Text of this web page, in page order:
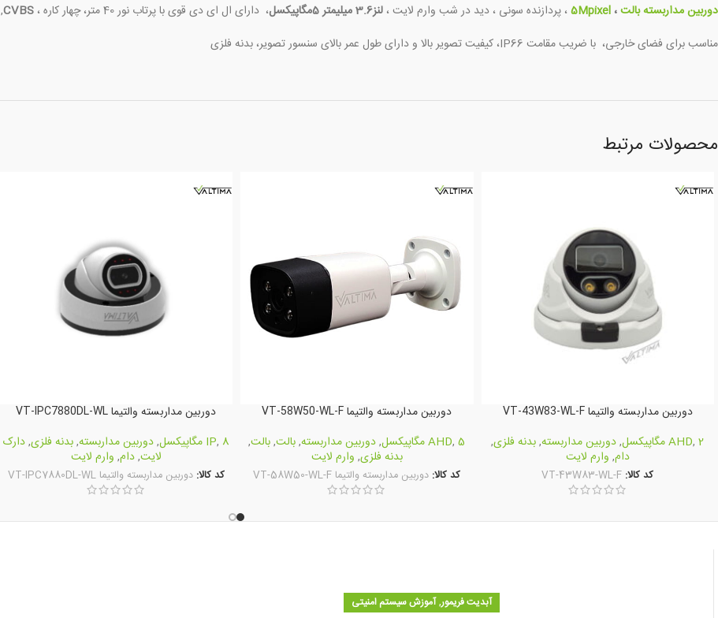
دوربین مداربسته بالت، 5Mpixel ، پردازنده سونی ، دید در شب وارم لایت ، لنز3.6 میلیمتر 5مگاپیکسل ، دارای ال ای دی قوی با پرتاب نور 40 متر، چهار کاره ، ,CVBS
مناسب برای فضای خارجی، با ضریب مقامت IP66، کیفیت تصویر بالا و دارای طول عمر بالای سنسور تصویر، بدنه فلزی
محصولات مرتبط
دوربین مداربسته والتیما VT-43W83-WL-F
AHD,2 مگاپیکسل ,دوربین مداربسته,بدنه فلزی,
دام, وارم لایت
کد کالا: VT-43W83-WL-F
دوربین مداربسته والتیما VT-58W50-WL-F
AHD,5 مگاپیکسل ,دوربین مداربسته,بالت,بالت,
بدنه فلزی, وارم لایت
کد کالا: دوربین مداربسته والتیما VT-58W50-WL-F
دوربین مداربسته والتیما VT-IPC7880DL-WL
IP, 8 مگاپیکسل ,دوربین مداربسته,بدنه فلزی,دارک
لایت,دام, وارم لایت
کد کالا:دوربین مداربسته والتیما VT-IPC7880DL-WL
آبدیت فریمور,آموزش سیستم امنیتی